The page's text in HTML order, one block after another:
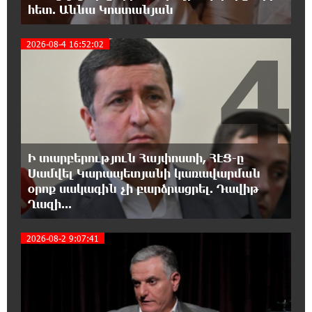
Վարդևանյանը՝ Հովհաննիսյանին
15:00:46 6-08-2026
Ֆասթ Բանկը Սևան Ստարտափ Սամմիթին
ներկայացրել է իր պրոդուկտներն ու
քարտային առաջարկները
14:40:31 6-08-2026
Ընդդիմությունը պետք է իր շուրջը
համախմբի արտախորհրդարանական բոլոր
ուժերին. Արեգ Սավգուլյան
14:34:52 6-08-2026
ներկայացուցիչների նկատմամբ
հարուցված այս խայտառակ քրեական գործընթացը
իշխանության կողմից քաղաքական ուղիղ միջամտություն
է Եկեղեցու ներքին գործերին և ինքնավարությանը.
հետ. Աննա Կոստանյան
2026-08-4 16:52:02
Ի տարբերություն Հայփոստի, ՀԷՑ-ը
Սամվել Կարապետյանի կառավարման
օրոք սակագին չի բարձրացրել. Դավիթ
Ղազի...
4
2026-08-2 9:07:41